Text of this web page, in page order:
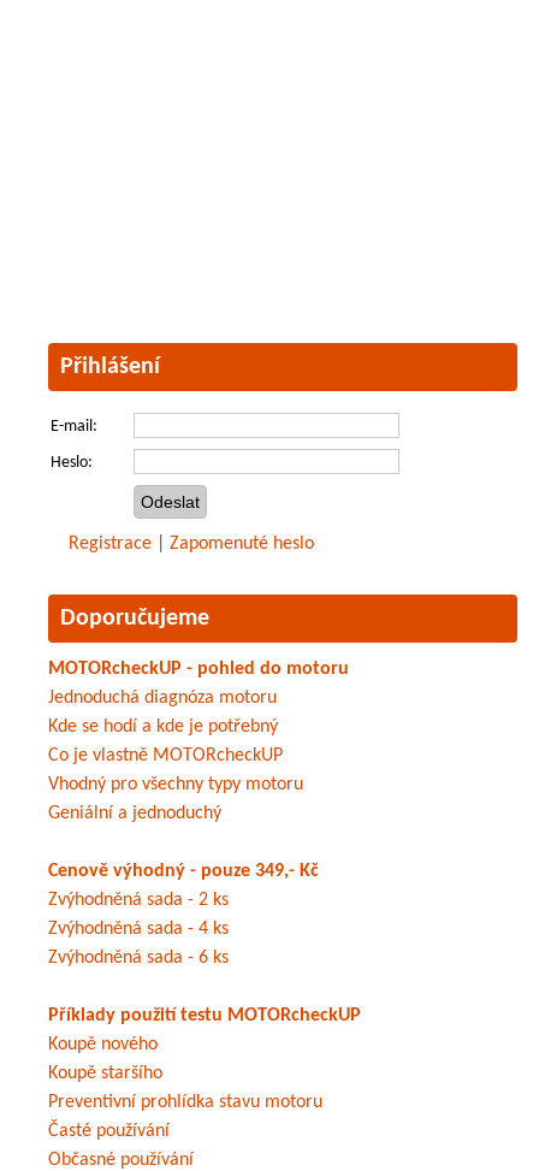
Přihlášení
E-mail:
Heslo:
Registrace Zapomenuté heslo
Doporučujeme
MOTORcheckUP - pohled do motoru
Jednoduchá diagnóza motoru
Kde se hodí a kde je potřebný
Co je vlastně MOTORcheckUP
Vhodný pro všechny typy motoru
Geniální a jednoduchý
Cenově výhodný - pouze 349,- Kč
Zvýhodněná sada - 2 ks
Zvýhodněná sada - 4 ks
Zvýhodněná sada - 6 ks
Příklady použití testu MOTORcheckUP
Koupě nového
Koupě staršího
Preventivní prohlídka stavu motoru
Časté používání
Občasné používání